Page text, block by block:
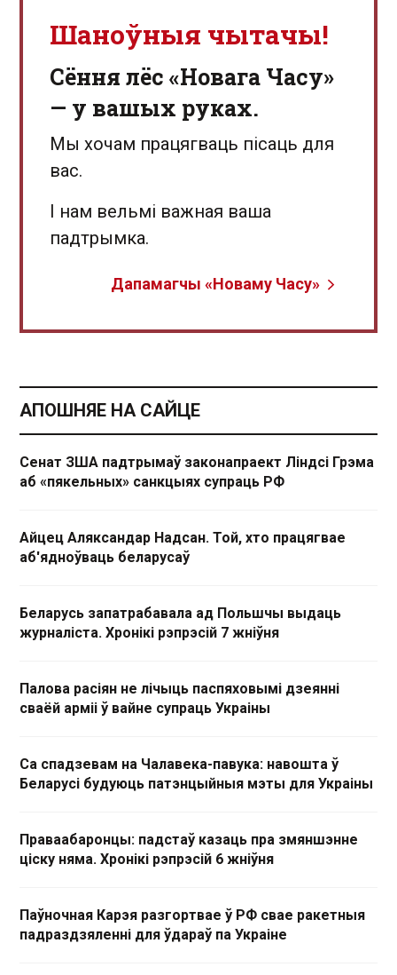
Шаноўныя чытачы!
Сёння лёс «Новага Часу»
— у вашых руках.
Мы хочам працягваць пісаць для
вас.
І нам вельмі важная ваша
падтрымка.
Дапамагчы «Новаму Часу»
АПОШНЯЕ НА САЙЦЕ
Сенат ЗША падтрымаў законапраект Ліндсі Грэма
аб «пякельных» санкцыях супраць РФ
Айцец Аляксандар Надсан. Той, хто працягвае
аб'ядноўваць беларусаў
Беларусь запатрабавала ад Польшчы выдаць
журналіста. Хронікі рэпрэсій 7 жніўня
Палова расіян не лічыць паспяховымі дзеянні
сваёй арміі ў вайне супраць Украіны
Са спадзевам на Чалавека-павука: навошта ў
Беларусі будуюць патэнцыйныя мэты для Украіны
Праваабаронцы: падстаў казаць пра змяншэнне
ціску няма. Хронікі рэпрэсій 6 жніўня
Паўночная Карэя разгортвае ў РФ свае ракетныя
падраздзяленні для ўдараў па Украіне